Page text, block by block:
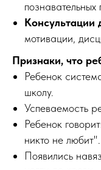
познавательных
Консультации
мотивации,
Признаки, что
Ребенок
школу.
Успеваемость
Ребенок
никто не любит".
Появились